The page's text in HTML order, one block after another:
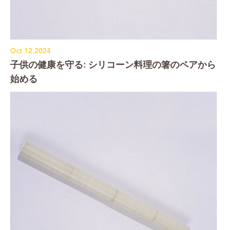
Oct 12.2024
子供の健康を守る: シリコーン料理の箸のペアから
始める